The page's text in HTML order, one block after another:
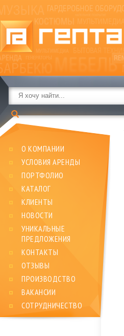
О КОМПАНИИ
УСЛОВИЯ АРЕНДЫ
ПОРТФОЛИО
КАТАЛОГ
КЛИЕНТЫ
НОВОСТИ
УНИКАЛЬНЫЕ
ПРЕДЛОЖЕНИЯ
КОНТАКТЫ
ОТЗЫВЫ
ПРОИЗВОДСТВО
ВАКАНСИИ
СОТРУДНИЧЕСТВО